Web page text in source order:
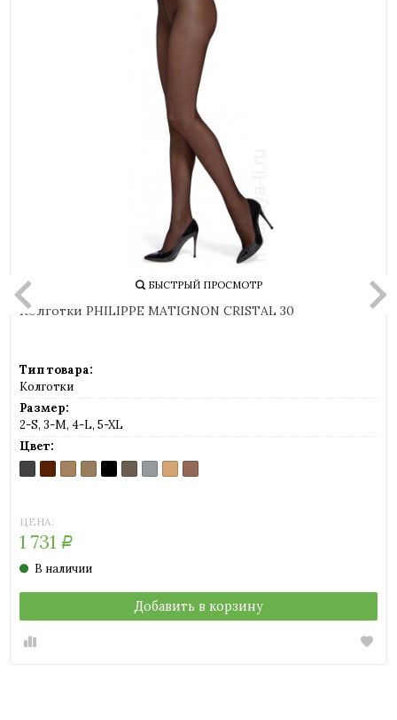
БЫСТРЫЙ ПРОСМОТР
Колготки PHILIPPE MATIGNON CRISTAL 30
Тип товара:
Колготки
Размер:
2-S, 3-M, 4-L, 5-XL
Цвет:
ANTRACITE
(темно-
CAPPUCCINO
(шоколад)
COGNAC
(легкий
GLACE
(легкий
NERO
(черный)
NOCE
(грецкий
PLATINO
(серый)
PLAYA
(светло-
THE
(легкий
ЦЕНА:
1 731 Р
В наличии
Добавить в корзину